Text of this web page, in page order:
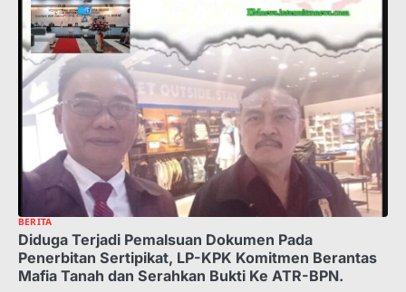
BERITA
Diduga Terjadi Pemalsuan Dokumen Pada
Penerbitan Sertipikat, LP-KPK Komitmen Berantas
Mafia Tanah dan Serahkan Bukti Ke ATR-BPN.